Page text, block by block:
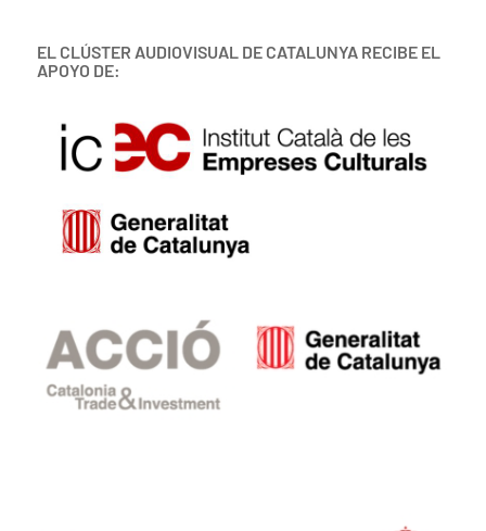
EL CLÚSTER AUDIOVISUAL DE CATALUNYA RECIBE EL
APOYO DE: